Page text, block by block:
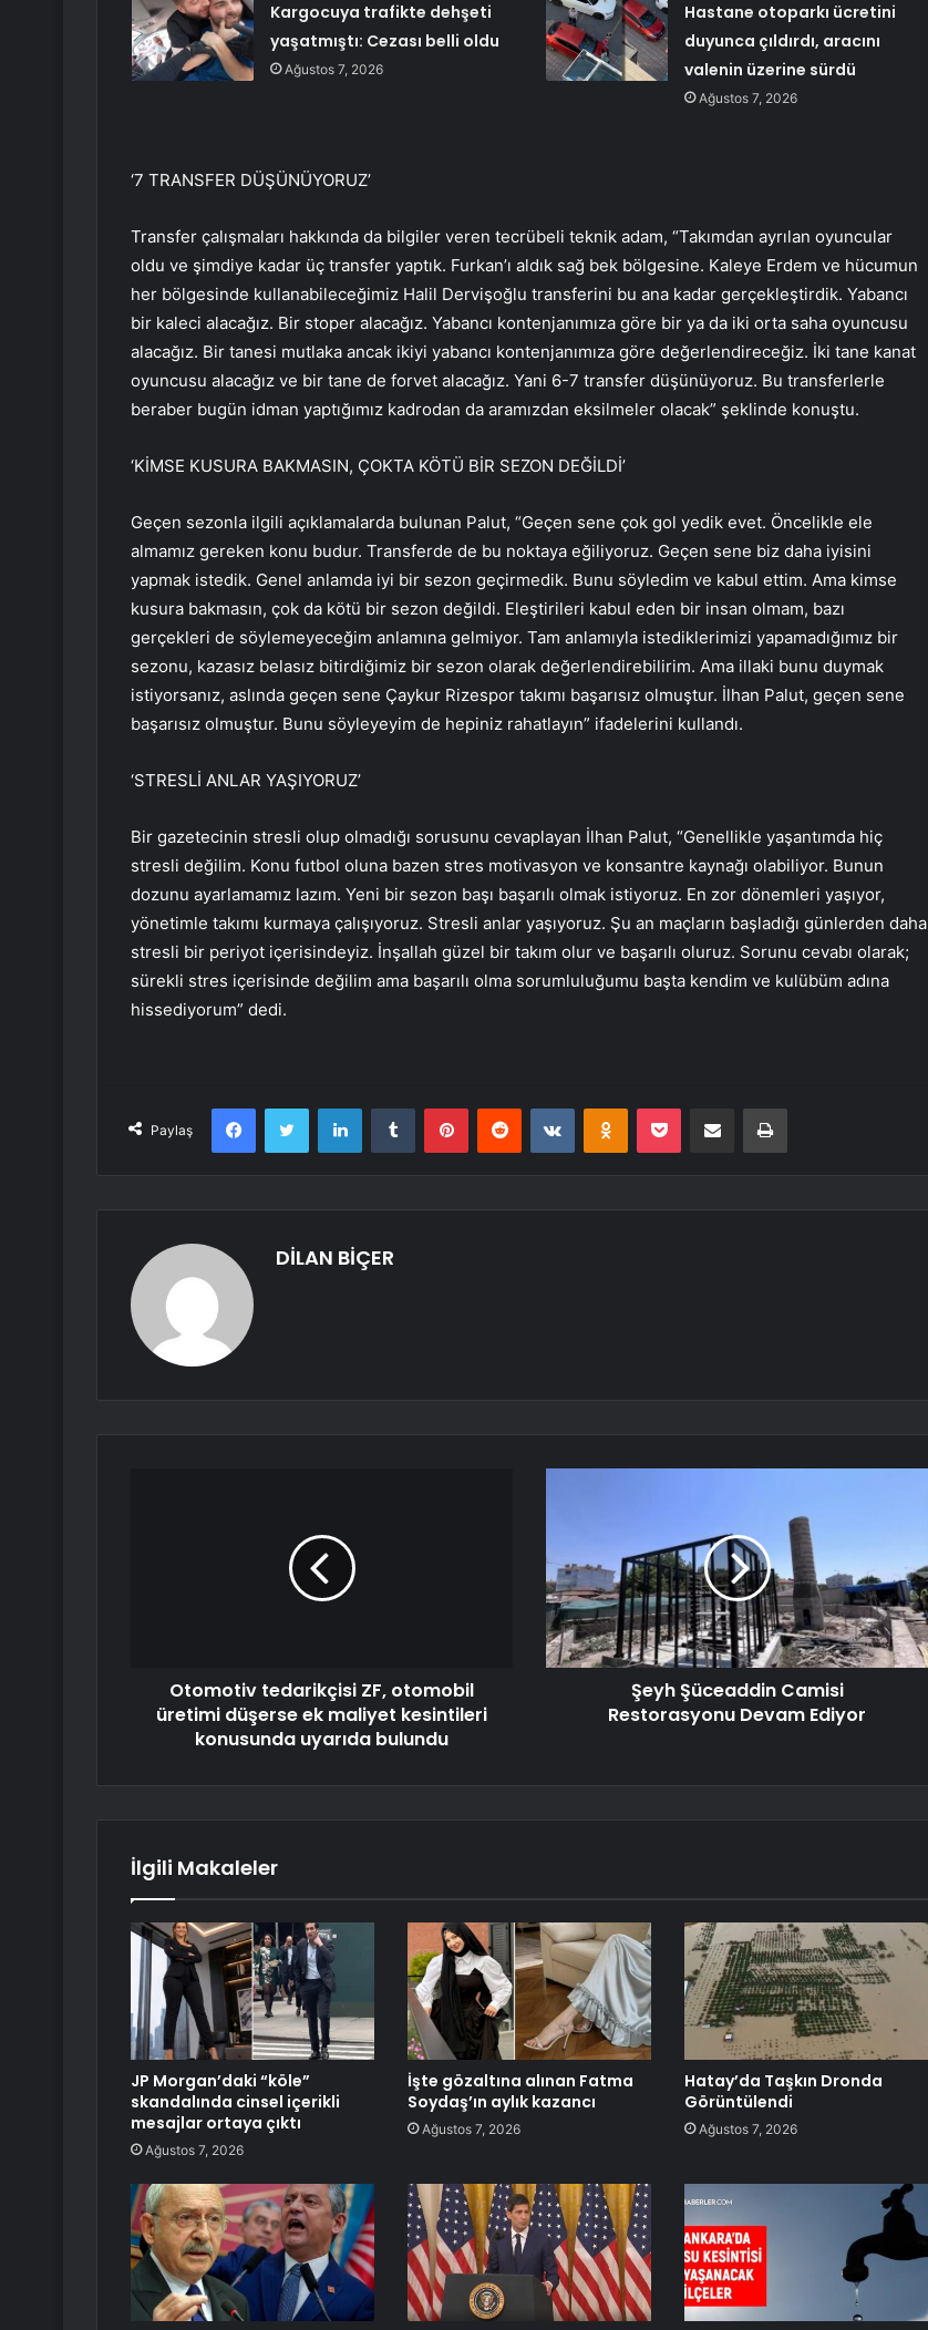
Kargocuya trafikte dehşeti
yaşatmıştı: Cezası belli oldu
Ağustos 7, 2026
Hastane otoparkı ücretini
duyunca çıldırdı, aracını
valenin üzerine sürdü
Ağustos 7, 2026
‘7 TRANSFER DÜŞÜNÜYORUZ’
Transfer çalışmaları hakkında da bilgiler veren tecrübeli teknik adam, “Takımdan ayrılan oyuncular
oldu ve şimdiye kadar üç transfer yaptık. Furkan’ı aldık sağ bek bölgesine. Kaleye Erdem ve hücumun
her bölgesinde kullanabileceğimiz Halil Dervişoğlu transferini bu ana kadar gerçekleştirdik. Yabancı
bir kaleci alacağız. Bir stoper alacağız. Yabancı kontenjanımıza göre bir ya da iki orta saha oyuncusu
alacağız. Bir tanesi mutlaka ancak ikiyi yabancı kontenjanımıza göre değerlendireceğiz. İki tane kanat
oyuncusu alacağız ve bir tane de forvet alacağız. Yani 6-7 transfer düşünüyoruz. Bu transferlerle
beraber bugün idman yaptığımız kadrodan da aramızdan eksilmeler olacak” şeklinde konuştu.
‘KİMSE KUSURA BAKMASIN, ÇOKTA KÖTÜ BİR SEZON DEĞİLDİ’
Geçen sezonla ilgili açıklamalarda bulunan Palut, “Geçen sene çok gol yedik evet. Öncelikle ele
almamız gereken konu budur. Transferde de bu noktaya eğiliyoruz. Geçen sene biz daha iyisini
yapmak istedik. Genel anlamda iyi bir sezon geçirmedik. Bunu söyledim ve kabul ettim. Ama kimse
kusura bakmasın, çok da kötü bir sezon değildi. Eleştirileri kabul eden bir insan olmam, bazı
gerçekleri de söylemeyeceğim anlamına gelmiyor. Tam anlamıyla istediklerimizi yapamadığımız bir
sezonu, kazasız belasız bitirdiğimiz bir sezon olarak değerlendirebilirim. Ama illaki bunu duymak
istiyorsanız, aslında geçen sene Çaykur Rizespor takımı başarısız olmuştur. İlhan Palut, geçen sene
başarısız olmuştur. Bunu söyleyeyim de hepiniz rahatlayın” ifadelerini kullandı.
‘STRESLİ ANLAR YAŞIYORUZ’
Bir gazetecinin stresli olup olmadığı sorusunu cevaplayan İlhan Palut, “Genellikle yaşantımda hiç
stresli değilim. Konu futbol oluna bazen stres motivasyon ve konsantre kaynağı olabiliyor. Bunun
dozunu ayarlamamız lazım. Yeni bir sezon başı başarılı olmak istiyoruz. En zor dönemleri yaşıyor,
yönetimle takımı kurmaya çalışıyoruz. Stresli anlar yaşıyoruz. Şu an maçların başladığı günlerden daha
stresli bir periyot içerisindeyiz. İnşallah güzel bir takım olur ve başarılı oluruz. Sorunu cevabı olarak;
sürekli stres içerisinde değilim ama başarılı olma sorumluluğumu başta kendim ve kulübüm adına
hissediyorum” dedi.
Paylaş
FacebookTwitter LinkedInTumblr PinterestReddit VKontakteOdnoklassniki
Pocket E-Posta ile paylaş Yazdır
DİLAN BİÇER
Otomotiv tedarikçisi ZF, otomobil
üretimi düşerse ek maliyet kesintileri
konusunda uyarıda bulundu
Şeyh Şüceaddin Camisi
Restorasyonu Devam Ediyor
İlgili Makaleler
JP Morgan’daki “köle”
skandalında cinsel içerikli
mesajlar ortaya çıktı
Ağustos 7, 2026
İşte gözaltına alınan Fatma
Soydaş’ın aylık kazancı
Ağustos 7, 2026
Hatay’da Taşkın Dronda
Görüntülendi
Ağustos 7, 2026